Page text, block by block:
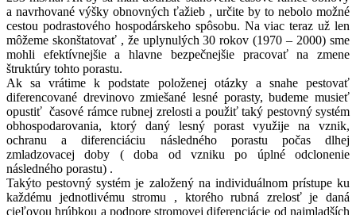
a navrhované výšky obnovných ťažieb , určite by to nebolo možné
cestou podrastového hospodárskeho spôsobu. Na viac teraz už len
môžeme skonštatovať , že uplynulých 30 rokov (1970 – 2000) sme
mohli efektívnejšie a hlavne bezpečnejšie pracovať na zmene
štruktúry tohto porastu.
Ak sa vrátime k podstate položenej otázky a snahe pestovať
diferencované drevinovo zmiešané lesné porasty, budeme musieť
opustiť časové rámce rubnej zrelosti a použiť taký pestovný systém
obhospodarovania, ktorý daný lesný porast využije na vznik,
ochranu a diferenciáciu následného porastu počas dlhej
zmladzovacej doby ( doba od vzniku po úplné odclonenie
následného porastu) .
Takýto pestovný systém je založený na individuálnom prístupe ku
každému jednotlivému stromu , ktorého rubná zrelosť je daná
cieľovou hrúbkou a podpore stromovej diferenciácie od najmladších